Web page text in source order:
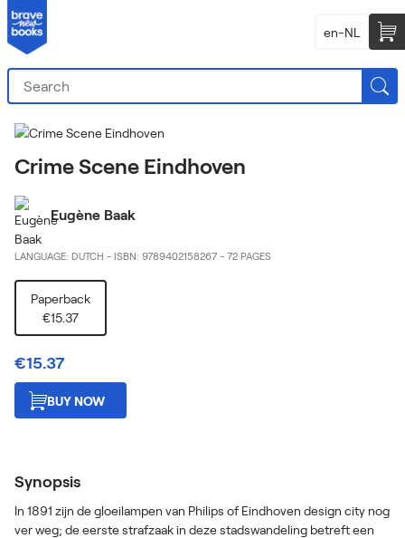
en-NL
Crime Scene Eindhoven
Eugène Baak
LANGUAGE: DUTCH - ISBN: 9789402158267 - 72 PAGES
Paperback
€15.37
€15.37
BUY NOW
Synopsis
In 1891 zijn de gloeilampen van Philips of Eindhoven design city nog
ver weg; de eerste strafzaak in deze stadswandeling betreft een